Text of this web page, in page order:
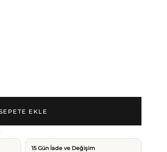
15 Gün İade ve Değişim